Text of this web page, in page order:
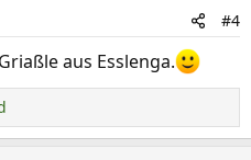
#4
aus Esslenga.